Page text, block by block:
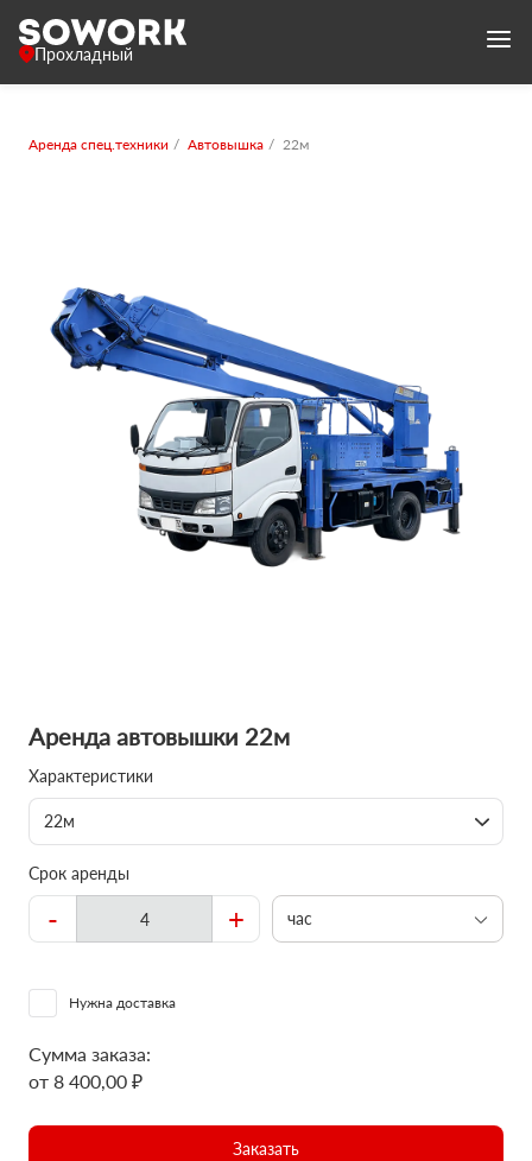
Прохладный
Аренда спец.техники Автовышка 22м
Аренда автовышки 22м
Характеристики
22м
Срок аренды
- + час
Нужна доставка
Сумма заказа:
от 8 400,00 ₽
Заказать